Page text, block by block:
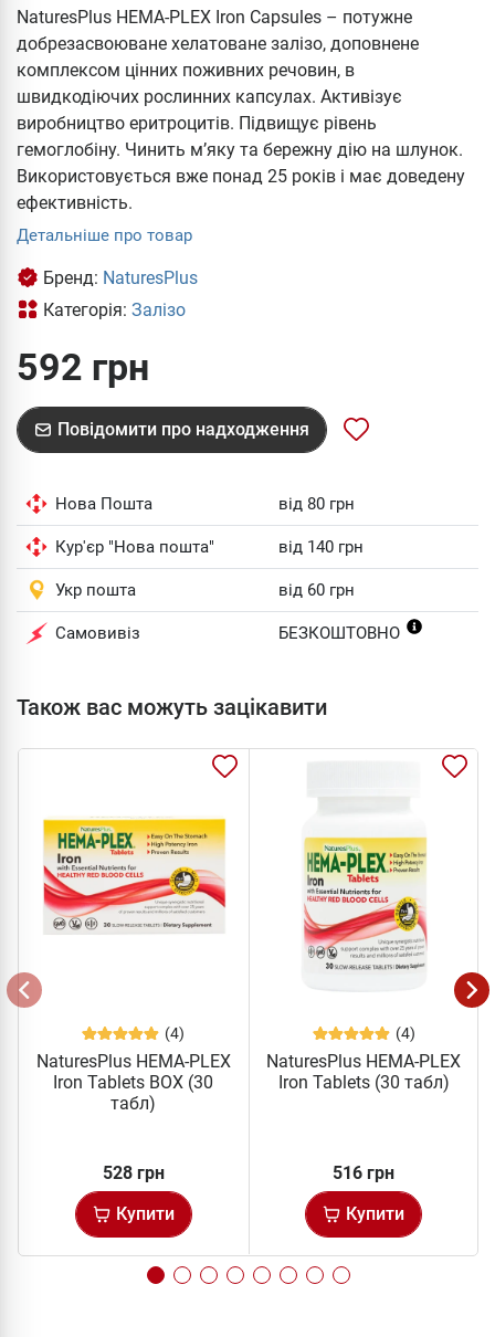
NaturesPlus HEMA-PLEX Iron Capsules – потужне
добрезасвоюване хелатоване залізо, доповнене
комплексом цінних поживних речовин, в
швидкодіючих рослинних капсулах. Активізує
виробництво еритроцитів. Підвищує рівень
гемоглобіну. Чинить м’яку та бережну дію на шлунок.
Використовується вже понад 25 років і має доведену
ефективність.
Детальніше про товар
Бренд: NaturesPlus
Категорія: Залізо
592 грн
Повідомити про надходження
Нова Пошта від 80 грн
Кур'єр "Нова пошта" від 140 грн
Укр пошта від 60 грн
Самовивіз БЕЗКОШТОВНО
Також вас можуть зацікавити
(4)
NaturesPlus HEMA-PLEX
Iron Tablets BOX (30
табл)
528 грн
Купити
(4)
NaturesPlus HEMA-PLEX
Iron Tablets (30 табл)
516 грн
Купити